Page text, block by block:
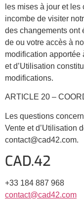
les mises à jour et
incombe de visiter
des changements ont
de ou votre accès à
modification apportée
et d’Utilisation
modifications.
ARTICLE 20 –
Les questions
Vente et d’Utilisation
contact@cad42.com.
CAD.42
+33 184 887 968
contact@cad42.com